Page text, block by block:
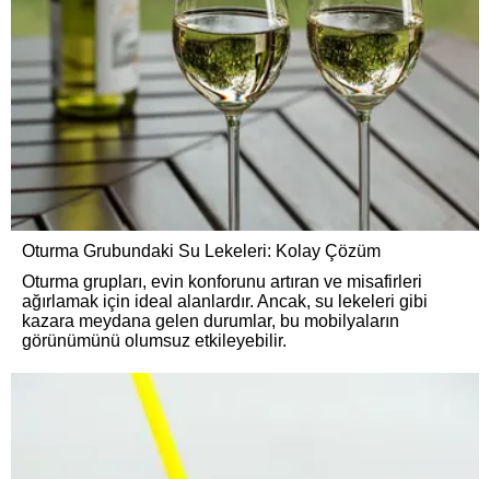
Oturma Grubundaki Su Lekeleri: Kolay Çözüm
Oturma grupları, evin konforunu artıran ve misafirleri
ağırlamak için ideal alanlardır. Ancak, su lekeleri gibi
kazara meydana gelen durumlar, bu mobilyaların
görünümünü olumsuz etkileyebilir.